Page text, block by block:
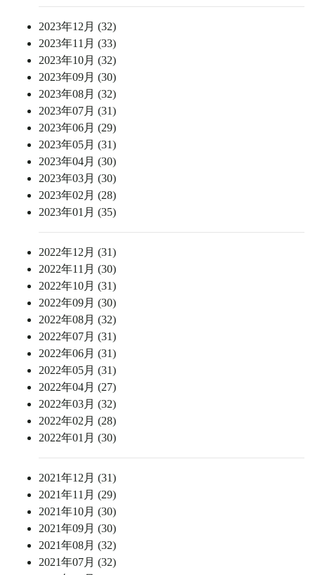
2023年12月 (32)
2023年11月 (33)
2023年10月 (32)
2023年09月 (30)
2023年08月 (32)
2023年07月 (31)
2023年06月 (29)
2023年05月 (31)
2023年04月 (30)
2023年03月 (30)
2023年02月 (28)
2023年01月 (35)
2022年12月 (31)
2022年11月 (30)
2022年10月 (31)
2022年09月 (30)
2022年08月 (32)
2022年07月 (31)
2022年06月 (31)
2022年05月 (31)
2022年04月 (27)
2022年03月 (32)
2022年02月 (28)
2022年01月 (30)
2021年12月 (31)
2021年11月 (29)
2021年10月 (30)
2021年09月 (30)
2021年08月 (32)
2021年07月 (32)